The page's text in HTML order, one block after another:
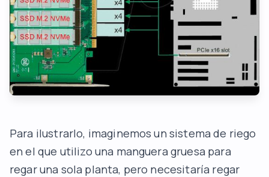
Para ilustrarlo, imaginemos un sistema de riego
en el que utilizo una manguera gruesa para
regar una sola planta, pero necesitaría regar